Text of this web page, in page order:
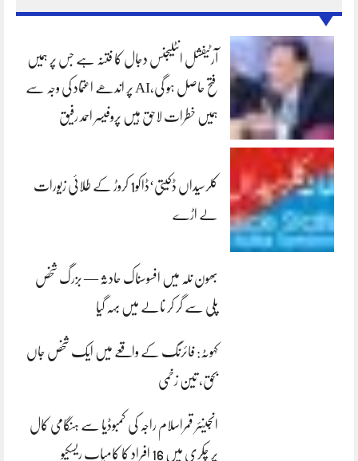
آرٹیفشل انٹلیجنس دجال کا فتنہ ہے جس پر ہمیں
فتح حاصل ہو گی،AI پر اندھے اعتماد کی وجہ سے
ہمیں خطرات لاحق ہیں پروفیسر احمد رفیق
کلرسیداں ڈکیتی‘ڈاکو1 کروڑ کے طلائی زیورات
لے اڑے
بھون نلہ میں افسوسناک حادثہ — بزرگ شخص
پلی سے گر کر نالے میں بہہ گیا
کہوٹہ: فائرنگ کے واقعے میں ایک شخص جاں
بحق، تین زخمی
انجینئر قمراسلام راجہ کی کمبوڈیا سے ہنگامی کال
پر چکری میں 16 افراد کا کامیاب ریسکیو